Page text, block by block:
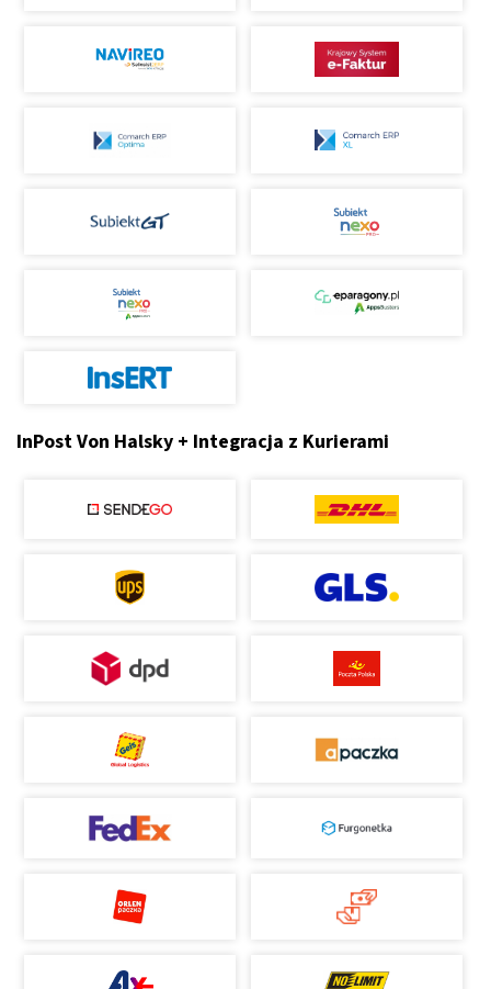
InPost Von Halsky + Integracja z Kurierami